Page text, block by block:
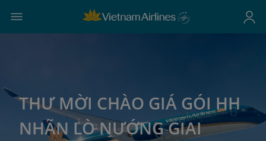
THƯ MỜI CHÀO GIÁ GÓI HH
NHÃN LÒ NƯỚNG GIAI